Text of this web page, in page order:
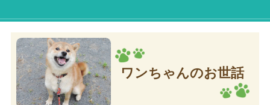
ワンちゃんのお世話